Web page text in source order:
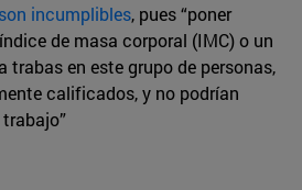
incumplibles, pues “poner
de masa corporal (IMC) o un
trabas en este grupo de personas,
calificados, y no podrían